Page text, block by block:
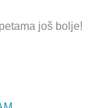
još bolje!